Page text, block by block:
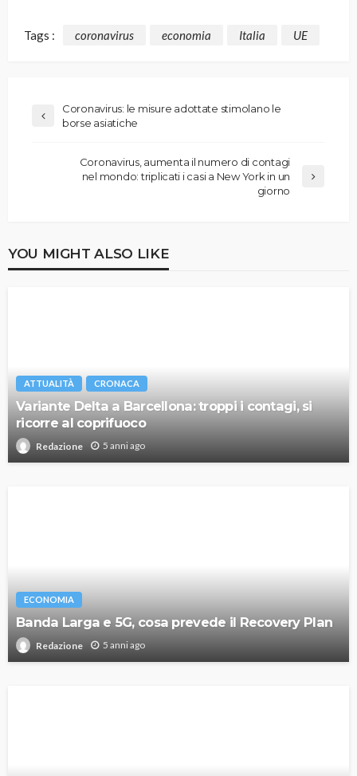
Tags : coronavirus economia Italia UE
Coronavirus: le misure adottate stimolano le
borse asiatiche
Coronavirus, aumenta il numero di contagi
nel mondo: triplicati i casi a New York in un
giorno
YOU MIGHT ALSO LIKE
ATTUALITÀ CRONACA
Variante Delta a Barcellona: troppi i contagi, si
ricorre al coprifuoco
Redazione 5 anni ago
ECONOMIA
Banda Larga e 5G, cosa prevede il Recovery Plan
Redazione 5 anni ago